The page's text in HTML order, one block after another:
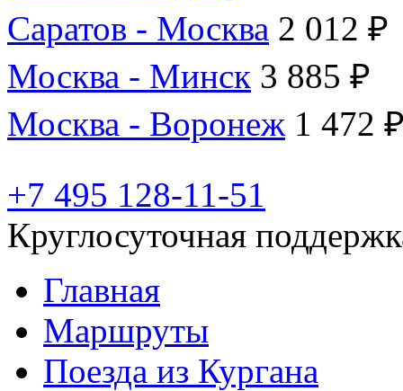
Саратов - Москва 2 012 ₽
Москва - Минск 3 885 ₽
Москва - Воронеж 1 472
+7 495 128-11-51
Круглосуточная
Главная
Маршруты
Поезда из Кургана